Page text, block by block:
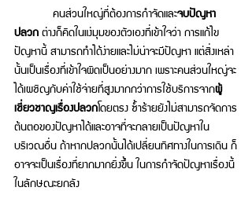
คนส่วนใหญ่ที่ต้องการกำจัดและจบปัญหา
ปลวก ต่างก็คิดในแง่มุมของตัวเองที่เข้าใจว่า การแก้ไข
ปัญหานี้ สามารถทำได้ง่ายและไม่น่าจะมีปัญหา แต่สิ่งเหล่า
นั้นเป็นเรื่องที่เข้าใจผิดเป็นอย่างมาก เพราะคนส่วนใหญ่จะ
ได้เผชิญกับค่าใช้จ่ายที่สูงมากกว่าการใช้บริการจากผู้
เชี่ยวชาญเรื่องปลวกโดยตรง ซ้ำร้ายยังไม่สามารถจัดการ
ต้นตอของปัญหาได้และอาจที่จะกลายเป็นปัญหาใน
บริเวณอื่น ถ้าหากปลวกนั้นได้เปลี่ยนทิศทางในการเดิน ก็
อาจจะเป็นเรื่องที่ยากมากยิ่งขึ้น ในการกำจัดปัญหาเรื่องนี้
ในลักษณะยกลัง